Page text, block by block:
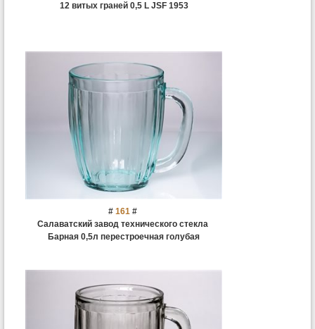
12 витых граней 0,5 L JSF 1953
# 161 #
Салаватский завод технического стекла
Барная 0,5л перестроечная голубая